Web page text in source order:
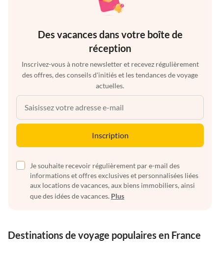
Des vacances dans votre boîte de
réception
Inscrivez-vous à notre newsletter et recevez régulièrement
des offres, des conseils d'initiés et les tendances de voyage
actuelles.
Inscription
Je souhaite recevoir régulièrement par e-mail des
informations et offres exclusives et personnalisées liées
aux locations de vacances, aux biens immobiliers, ainsi
que des idées de vacances. Plus
Destinations de voyage populaires en France